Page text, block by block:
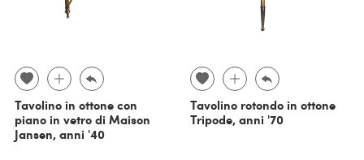
Tavolino in ottone con
piano in vetro di Maison
Jansen, anni '40
Tavolino rotondo in ottone
Tripode, anni '70